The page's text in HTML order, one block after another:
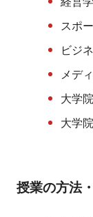
スポ
ビジ
メデ
大学
大学
授業の方法